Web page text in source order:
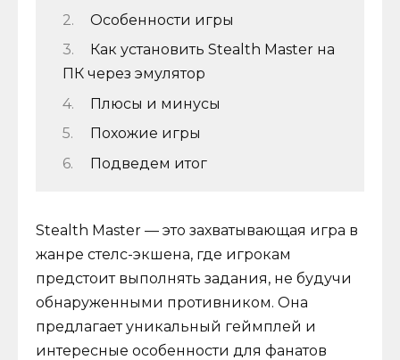
Особенности игры
Как установить Stealth Master на
ПК через эмулятор
Плюсы и минусы
Похожие игры
Подведем итог
Stealth Master — это захватывающая игра в
жанре стелс-экшена, где игрокам
предстоит выполнять задания, не будучи
обнаруженными противником. Она
предлагает уникальный геймплей и
интересные особенности для фанатов